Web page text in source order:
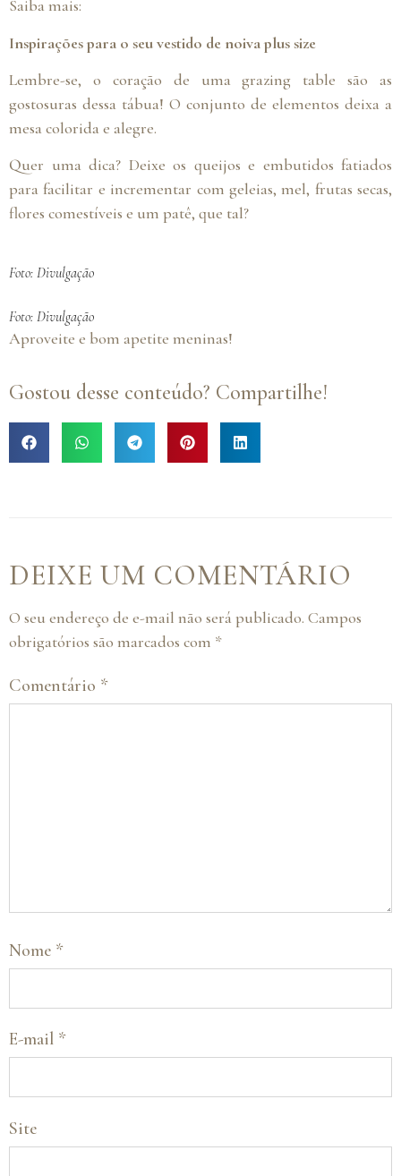
Saiba mais:
Inspirações para o seu vestido de noiva plus size
Lembre-se, o coração de uma grazing table são as
gostosuras dessa tábua! O conjunto de elementos deixa a
mesa colorida e alegre.
Quer uma dica? Deixe os queijos e embutidos fatiados
para facilitar e incrementar com geleias, mel, frutas secas,
flores comestíveis e um patê, que tal?
Foto: Divulgação
Foto: Divulgação
Aproveite e bom apetite meninas!
Gostou desse conteúdo? Compartilhe!
DEIXE UM COMENTÁRIO
O seu endereço de e-mail não será publicado. Campos
obrigatórios são marcados com *
Comentário *
Nome *
E-mail *
Site